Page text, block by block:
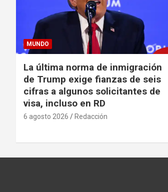
MUNDO
La última norma de inmigración
de Trump exige fianzas de seis
cifras a algunos solicitantes de
visa, incluso en RD
6 agosto 2026 Redacción